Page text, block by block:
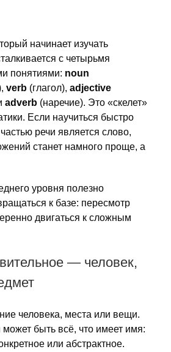
начинает изучать
с четырьмя
понятиями: noun
verb (глагол), adjective
adverb (наречие). Это «скелет»
Если научиться быстро
речи является слово,
станет намного проще, а
уровня полезно
к базе: пересмотр
двигаться к сложным
— человек,
человека, места или вещи.
быть всё, что имеет имя:
или абстрактное.